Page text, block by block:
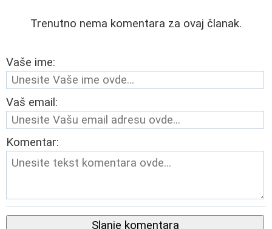
Trenutno nema komentara za ovaj članak.
Vaše ime:
Vaš email:
Komentar:
Slanje komentara